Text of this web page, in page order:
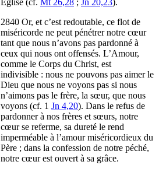
2840 Or, et c’est redoutable, ce flot de
miséricorde ne peut pénétrer notre cœur
tant que nous n’avons pas pardonné à
ceux qui nous ont offensés. L’Amour,
comme le Corps du Christ, est
indivisible : nous ne pouvons pas aimer le
Dieu que nous ne voyons pas si nous
n’aimons pas le frère, la sœur, que nous
voyons (cf. 1 Jn 4,20). Dans le refus de
pardonner à nos frères et sœurs, notre
cœur se referme, sa dureté le rend
imperméable à l’amour miséricordieux du
Père ; dans la confession de notre péché,
notre cœur est ouvert à sa grâce.